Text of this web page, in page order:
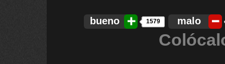
bueno 1579 malo